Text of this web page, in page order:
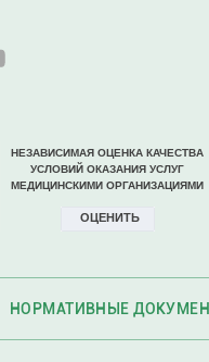
НОРМАТИВНЫЕ